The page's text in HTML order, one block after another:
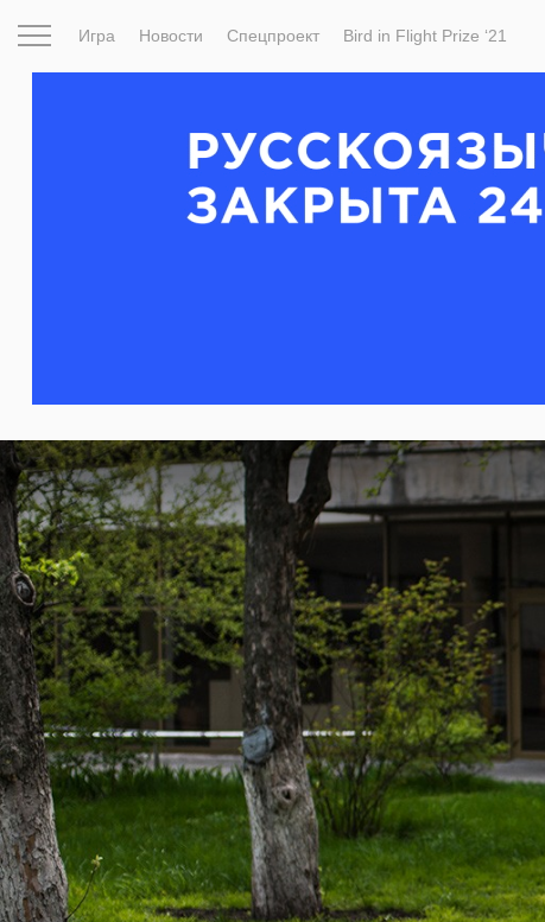
Игра Новости Спецпроект Bird in Flight Prize ‘21